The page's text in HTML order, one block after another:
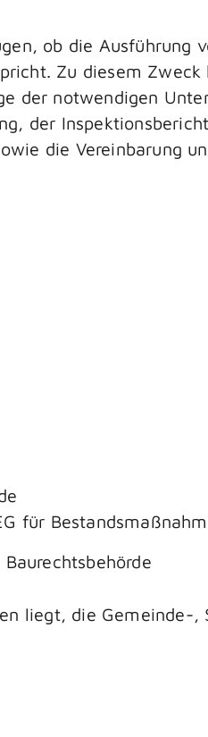
ob die Ausführung
Zu diesem Zweck
der notwendigen
der
die Vereinbarung
für
liegt, die Gemeinde-